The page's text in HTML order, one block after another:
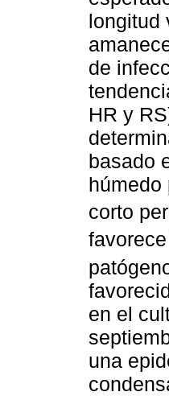
longitud
de
HR y
basado
húmedo
corto
en el
una